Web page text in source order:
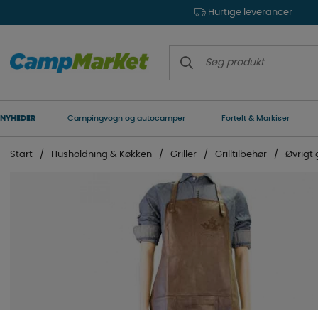
Hurtige leverancer
NYHEDER Campingvogn og autocamper Fortelt & Markiser
Start Husholdning & Køkken Griller Grilltilbehør Øvrigt